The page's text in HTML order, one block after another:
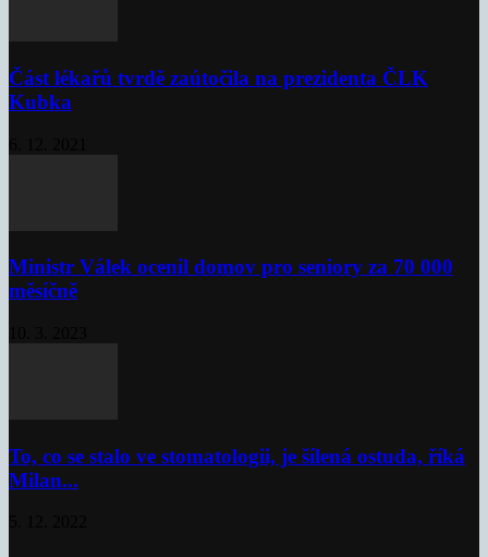
Část lékařů tvrdě zaútočila na prezidenta ČLK
Kubka
Ministr Válek ocenil domov pro seniory za 70 000
měsíčně
To, co se stalo ve stomatologii, je šílená ostuda, říká
Milan...